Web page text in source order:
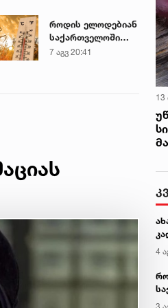
როდის ელოდებიან
საქართველოში
+40-გრადუსიან
7 აგვ 20:41
13
4